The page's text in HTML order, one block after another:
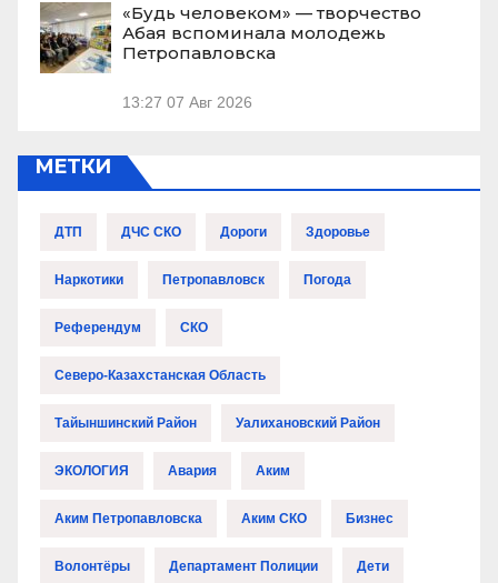
«Будь человеком» — творчество
Абая вспоминала молодежь
Петропавловска
13:27 07 Авг 2026
МЕТКИ
ДТП ДЧС СКО Дороги Здоровье
Наркотики Петропавловск Погода
Референдум СКО
Северо-Казахстанская Область
Тайыншинский Район Уалихановский Район
ЭКОЛОГИЯ Авария Аким
Аким Петропавловска Аким СКО Бизнес
Волонтёры Департамент Полиции Дети